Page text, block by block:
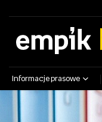
Informacje prasowe